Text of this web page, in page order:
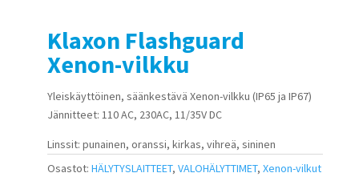
Klaxon Flashguard
Xenon-vilkku
Yleiskäyttöinen, säänkestävä Xenon-vilkku (IP65 ja IP67)
Jännitteet: 110 AC, 230AC, 11/35V DC
Linssit: punainen, oranssi, kirkas, vihreä, sininen
Osastot: HÄLYTYSLAITTEET, VALOHÄLYTTIMET, Xenon-vilkut